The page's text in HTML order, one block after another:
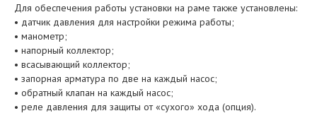
Для обеспечения работы установки на раме также установлены:
• датчик давления для настройки режима работы;
• манометр;
• напорный коллектор;
• всасывающий коллектор;
• запорная арматура по две на каждый насос;
• обратный клапан на каждый насос;
• реле давления для защиты от «сухого» хода (опция).